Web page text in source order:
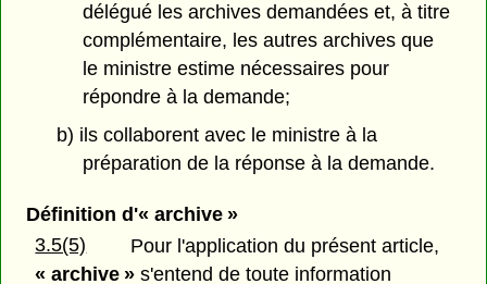
délégué les archives demandées et, à titre
complémentaire, les autres archives que
le ministre estime nécessaires pour
répondre à la demande;
b) ils collaborent avec le ministre à la
préparation de la réponse à la demande.
Définition d'« archive »
3.5(5)
Pour l'application du présent article,
« archive » s'entend de toute information